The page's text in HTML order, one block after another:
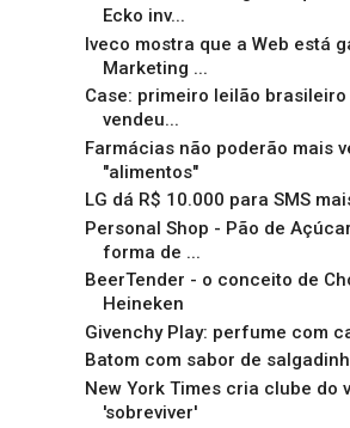
Ecko inv...
Iveco mostra que a Web está
Marketing ...
Case: primeiro leilão
vendeu...
Farmácias não poderão mais
"alimentos"
LG dá R$ 10.000 para SMS
Personal Shop - Pão de
forma de ...
BeerTender - o conceito de
Heineken
Givenchy Play: perfume com
Batom com sabor de
New York Times cria clube do
'sobreviver'